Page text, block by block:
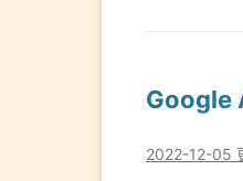
Google
2022-12-05